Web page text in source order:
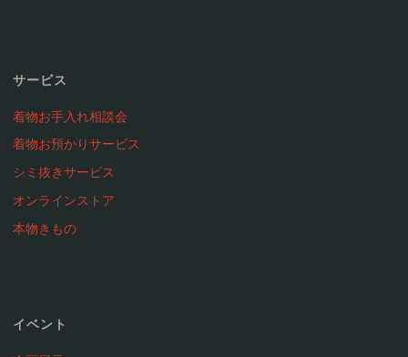
サービス
着物お手入れ相談会
着物お預かりサービス
シミ抜きサービス
オンラインストア
本物きもの
イベント